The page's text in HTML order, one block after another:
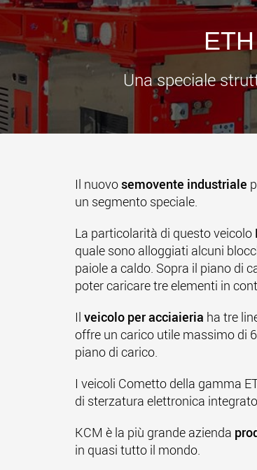
Una speciale
Il nuovosemovente industriale
un segmento speciale.
La particolarità di questo veicolo
quale sono alloggiati alcuni
paiole a caldo. Sopra il piano di
poter caricare tre elementi in
Il veicolo per acciaieria ha tre
offre un carico utile massimo di
piano di carico.
I veicoli Cometto della gamma
di sterzatura elettronica
KCM è la più grande azienda
in quasi tutto il mondo.